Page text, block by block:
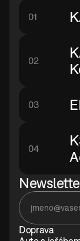
01
02
03
04
Doprava